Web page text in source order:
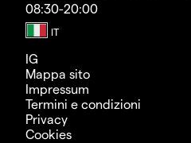
08:30-20:00
IG
Mappa sito
Impressum
Termini e condizioni
Privacy
Cookies